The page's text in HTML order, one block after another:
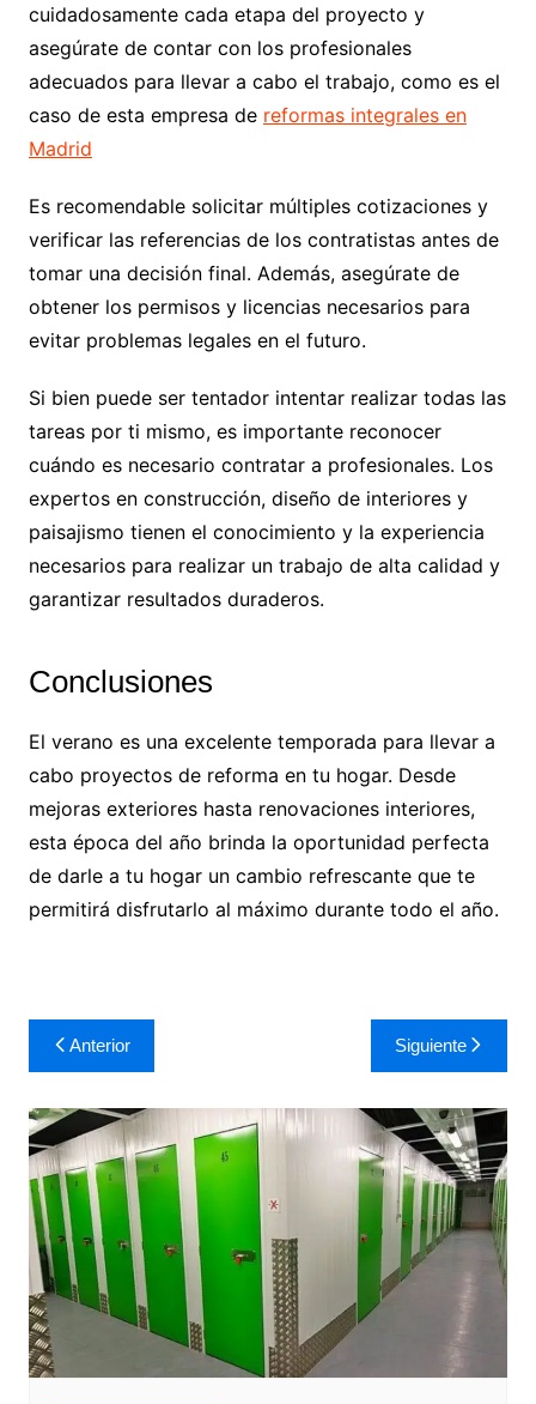
cuidadosamente cada etapa del proyecto y
asegúrate de contar con los profesionales
adecuados para llevar a cabo el trabajo, como es el
caso de esta empresa de reformas integrales en
Madrid
Es recomendable solicitar múltiples cotizaciones y
verificar las referencias de los contratistas antes de
tomar una decisión final. Además, asegúrate de
obtener los permisos y licencias necesarios para
evitar problemas legales en el futuro.
Si bien puede ser tentador intentar realizar todas las
tareas por ti mismo, es importante reconocer
cuándo es necesario contratar a profesionales. Los
expertos en construcción, diseño de interiores y
paisajismo tienen el conocimiento y la experiencia
necesarios para realizar un trabajo de alta calidad y
garantizar resultados duraderos.
Conclusiones
El verano es una excelente temporada para llevar a
cabo proyectos de reforma en tu hogar. Desde
mejoras exteriores hasta renovaciones interiores,
esta época del año brinda la oportunidad perfecta
de darle a tu hogar un cambio refrescante que te
permitirá disfrutarlo al máximo durante todo el año.
Navegación
de
entradas
Anterior Siguiente